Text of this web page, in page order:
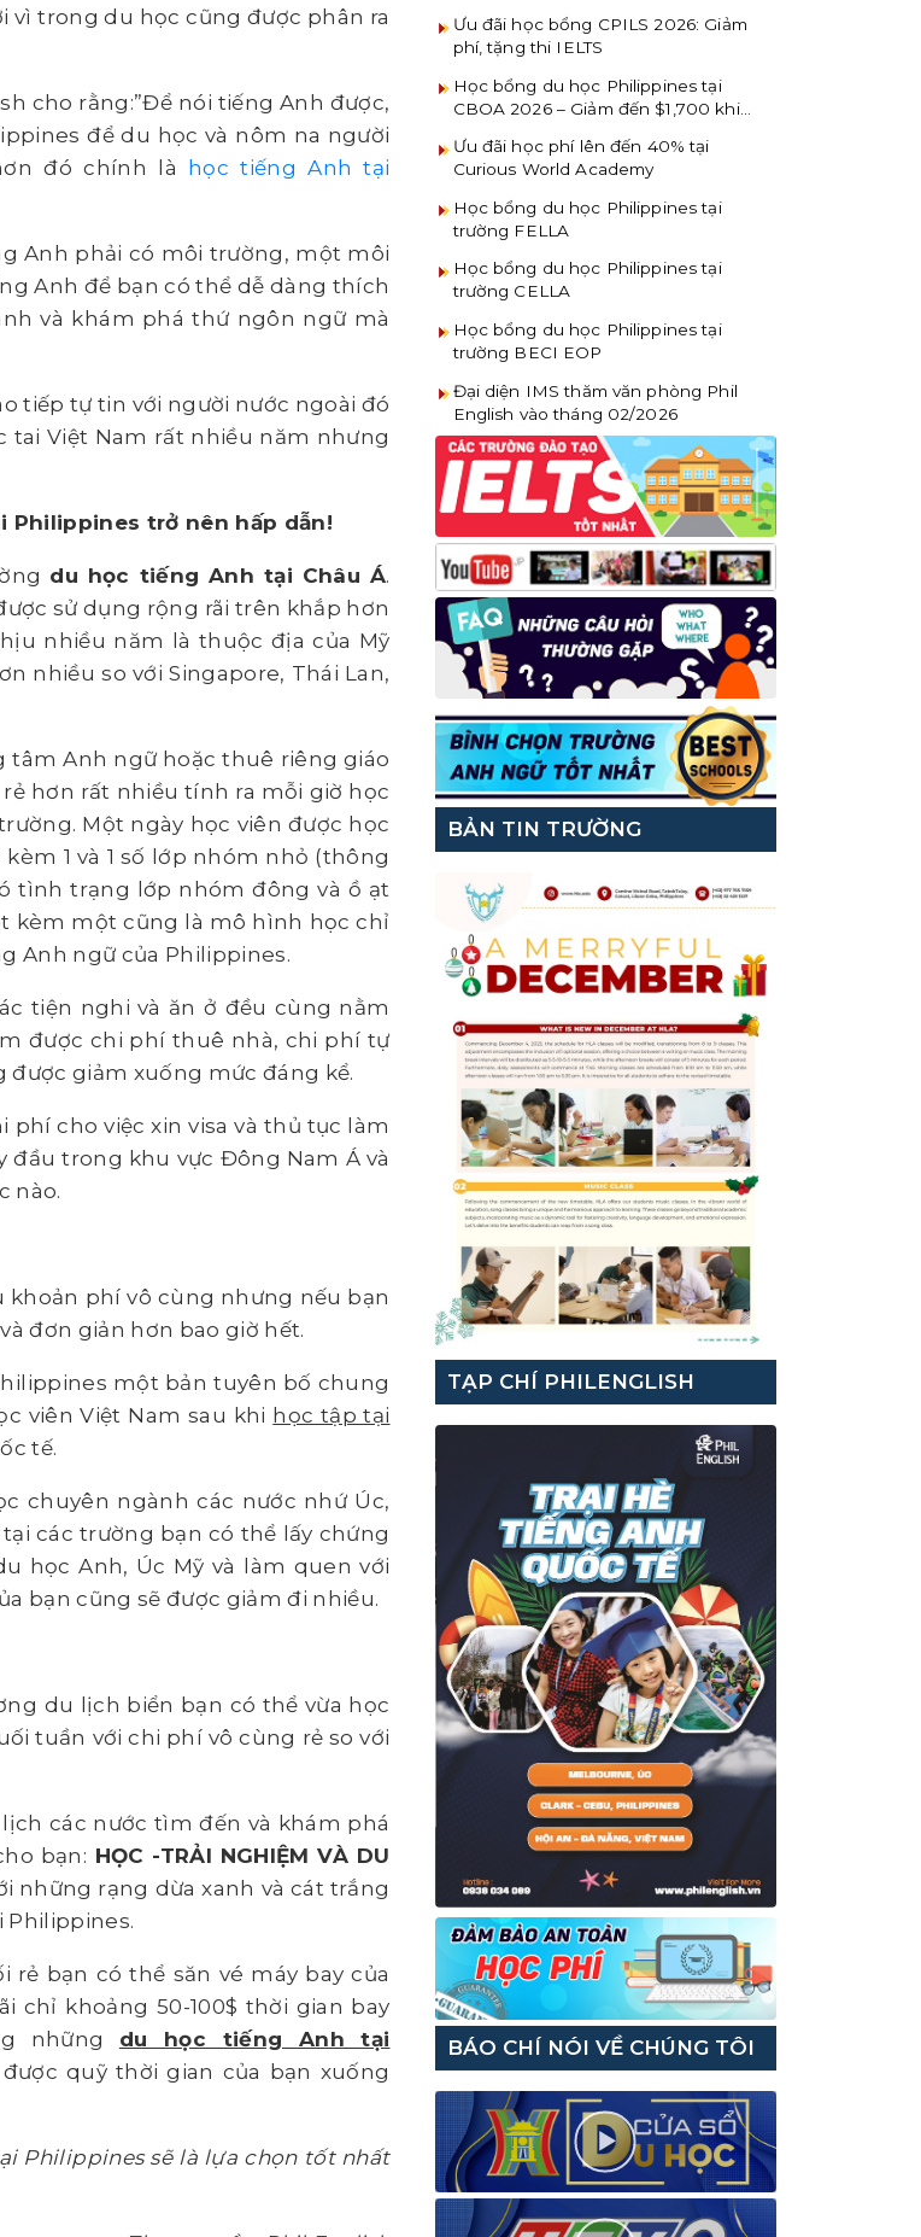
vì trong du học cũng được phân ra
cho rằng:”Để nói tiếng Anh được,
để du học và nôm na người
đó chính là
học tiếng Anh tại
Anh phải có môi trường, một môi
Anh để bạn có thể dễ dàng thích
và khám phá thứ ngôn ngữ mà
tiếp tự tin với người nước ngoài đó
tai Việt Nam rất nhiều năm nhưng
Philippines trở nên hấp dẫn!
du học tiếng Anh tại Châu Á.
sử dụng rộng rãi trên khắp hơn
nhiều năm là thuộc địa của Mỹ
nhiều so với Singapore, Thái Lan,
tâm Anh ngữ hoặc thuê riêng giáo
rẻ hơn rất nhiều tính ra mỗi giờ học
Một ngày học viên được học
1 và 1 số lớp nhóm nhỏ (thông
tình trạng lớp nhóm đông và ồ ạt
kèm một cũng là mô hình học chỉ
Anh ngữ của Philippines.
tiện nghi và ăn ở đều cùng nằm
được chi phí thuê nhà, chi phí tự
được giảm xuống mức đáng kể.
cho việc xin visa và thủ tục làm
đầu trong khu vực Đông Nam Á và
nào.
phí vô cùng nhưng nếu bạn
đơn giản hơn bao giờ hết.
một bản tuyên bố chung
viên Việt Nam sau khi học tập tại
tế.
chuyên ngành các nước nhứ Úc,
các trường bạn có thể lấy chứng
học Anh, Úc Mỹ và làm quen với
bạn cũng sẽ được giảm đi nhiều.
du lịch biển bạn có thể vừa học
tuần với chi phí vô cùng rẻ so với
các nước tìm đến và khám phá
bạn: HỌC -TRẢI NGHIỆM VÀ DU
những rạng dừa xanh và cát trắng
Philippines.
bạn có thể săn vé máy bay của
chỉ khoảng 50-100$ thời gian bay
những du học tiếng Anh tại
quỹ thời gian của bạn xuống
Philippines sẽ là lựa chọn tốt nhất
Ưu đãi học bổng CPILS 2026: Giảm
phí, tặng thi IELTS
Học bổng du học Philippines tại
CBOA 2026 – Giảm đến $1,700 khi
Ưu đãi học phí lên đến 40% tại
Curious World Academy
Học bổng du học Philippines tại
trường FELLA
Học bổng du học Philippines tại
trường CELLA
Học bổng du học Philippines tại
trường BECI EOP
Đại diện IMS thăm văn phòng Phil
English vào tháng 02/2026
BẢN TIN TRƯỜNG
TẠP CHÍ PHILENGLISH
BÁO CHÍ NÓI VỀ CHÚNG TÔI